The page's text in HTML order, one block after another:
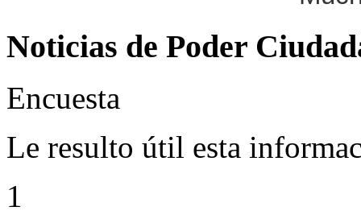
Noticias de Poder
Encuesta
Le resulto útil esta
1